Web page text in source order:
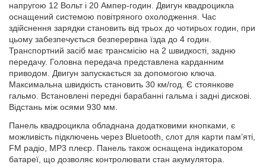
напругою 12 Вольт і 20 Ампер-годин. Двигун квадроцикла
оснащений системою повітряного охолодження. Час
здійснення зарядки становить від трьох до чотирьох годин, при
цьому забезпечується безперервна їзда до 4 годин.
Транспортний засіб має трансмісію на 2 швидкості, задню
передачу. Головна передача представлена карданним
приводом. Двигун запускається за допомогою ключа.
Максимальна швидкість становить 30 км/год. Є стоянкове
гальмо. Встановлені передні барабанні гальма і задні дискові.
Відстань між осями 930 мм.
Панель квадроцикла обладнана додатковими кнопками, є
можливість підключень через Bluetooth, слот для карти пам’яті,
FM радіо, MP3 плеєр. Панель також оснащена індикатором
батареї, що дозволяє контролювати стан акумулятора.